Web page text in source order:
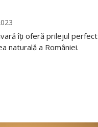
îți oferă prilejul perfect
naturală a României.